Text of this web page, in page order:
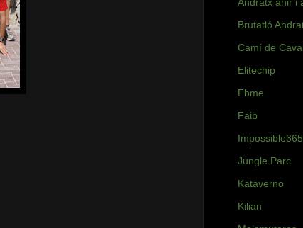
Brutatló
Camí de
Elitechip
Fbme
Faib
Impossible365
Jungle Parc
Kataverno
Kilian